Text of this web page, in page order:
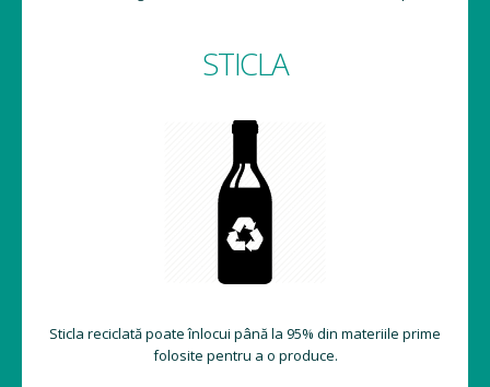
STICLA
Sticla reciclată poate înlocui până la 95% din materiile prime
folosite pentru a o produce.